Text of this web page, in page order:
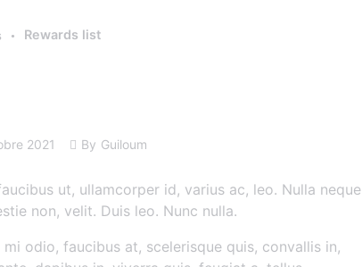
Rewards list
2021 By Guiloum
ut, ullamcorper id, varius ac, leo. Nulla neque
non, velit. Duis leo. Nunc nulla.
odio, faucibus at, scelerisque quis, convallis in,